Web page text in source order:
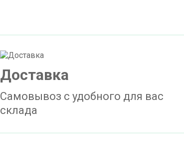
Доставка
Самовывоз с удобного для вас
склада